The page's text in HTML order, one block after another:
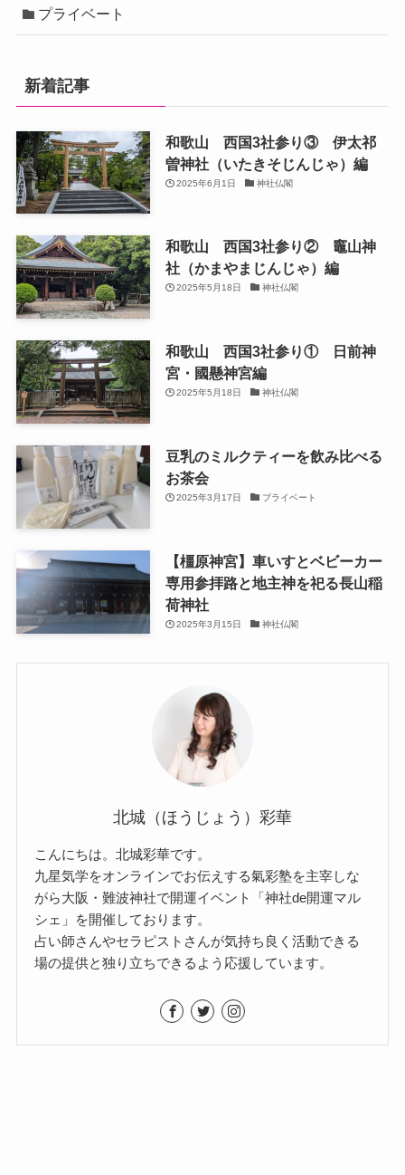
プライベート
新着記事
和歌山 西国3社参り③ 伊太祁
曽神社（いたきそじんじゃ）編
2025年6月1日 神社仏閣
和歌山 西国3社参り② 竈山神
社（かまやまじんじゃ）編
2025年5月18日 神社仏閣
和歌山 西国3社参り① 日前神
宮・國懸神宮編
2025年5月18日 神社仏閣
豆乳のミルクティーを飲み比べる
お茶会
2025年3月17日 プライベート
【橿原神宮】車いすとベビーカー
専用参拝路と地主神を祀る長山稲
荷神社
2025年3月15日 神社仏閣
北城（ほうじょう）彩華
こんにちは。北城彩華です。
九星気学をオンラインでお伝えする氣彩塾を主宰しな
がら大阪・難波神社で開運イベント「神社de開運マル
シェ」を開催しております。
占い師さんやセラピストさんが気持ち良く活動できる
場の提供と独り立ちできるよう応援しています。